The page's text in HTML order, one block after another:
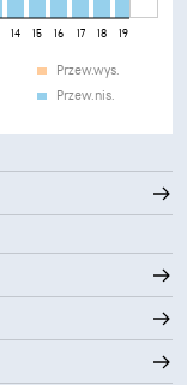
14 15 16 17 18 19
Przew.wys.
Przew.nis.